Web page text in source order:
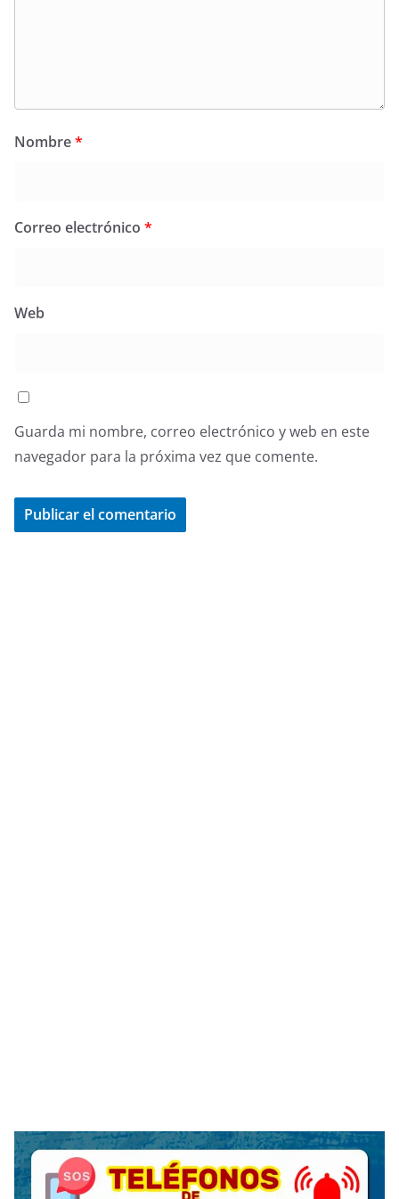
Nombre*
Correo electrónico *
Web
Guarda mi nombre, correo electrónico y web en este
navegador para la próxima vez que comente.